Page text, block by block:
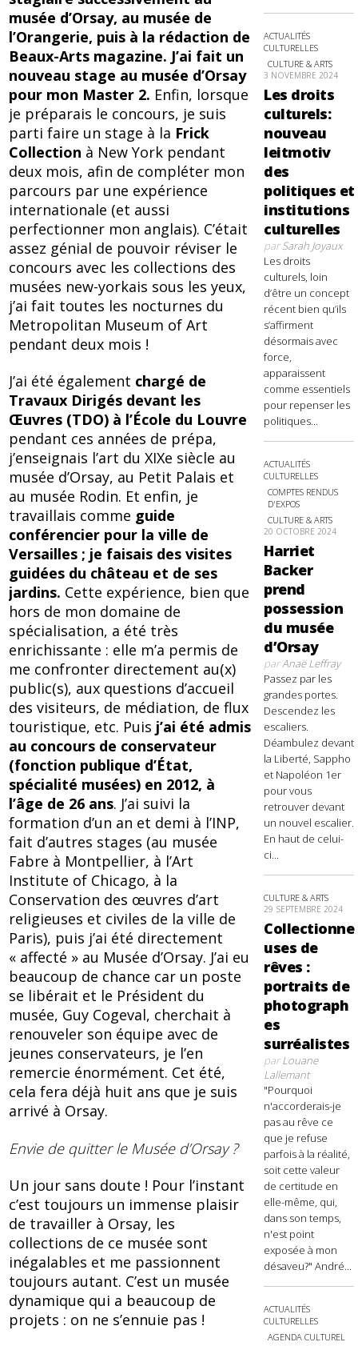
musée d’Orsay, au musée de
l’Orangerie, puis à la rédaction de
Beaux-Arts magazine. J’ai fait un
nouveau stage au musée d’Orsay
pour mon Master 2. Enfin, lorsque
je préparais le concours, je suis
parti faire un stage à la Frick
Collection à New York pendant
deux mois, afin de compléter mon
parcours par une expérience
internationale (et aussi
perfectionner mon anglais). C’était
assez génial de pouvoir réviser le
concours avec les collections des
musées new-yorkais sous les yeux,
j’ai fait toutes les nocturnes du
Metropolitan Museum of Art
pendant deux mois !
J’ai été également chargé de
Travaux Dirigés devant les
Œuvres (TDO) à l’École du Louvre
pendant ces années de prépa,
j’enseignais l’art du XIXe siècle au
musée d’Orsay, au Petit Palais et
au musée Rodin. Et enfin, je
travaillais comme guide
conférencier pour la ville de
Versailles ; je faisais des visites
guidées du château et de ses
jardins. Cette expérience, bien que
hors de mon domaine de
spécialisation, a été très
enrichissante : elle m’a permis de
me confronter directement au(x)
public(s), aux questions d’accueil
des visiteurs, de médiation, de flux
touristique, etc. Puis j’ai été admis
au concours de conservateur
(fonction publique d’État,
spécialité musées) en 2012, à
l’âge de 26 ans. J’ai suivi la
formation d’un an et demi à l’INP,
fait d’autres stages (au musée
Fabre à Montpellier, à l’Art
Institute of Chicago, à la
Conservation des œuvres d’art
religieuses et civiles de la ville de
Paris), puis j’ai été directement
« affecté » au Musée d’Orsay. J’ai eu
beaucoup de chance car un poste
se libérait et le Président du
musée, Guy Cogeval, cherchait à
renouveler son équipe avec de
jeunes conservateurs, je l’en
remercie énormément. Cet été,
cela fera déjà huit ans que je suis
arrivé à Orsay.
Envie de quitter le Musée d’Orsay ?
Un jour sans doute ! Pour l’instant
c’est toujours un immense plaisir
de travailler à Orsay, les
collections de ce musée sont
inégalables et me passionnent
toujours autant. C’est un musée
dynamique qui a beaucoup de
projets : on ne s’ennuie pas !
ACTUALITÉS
CULTURELLES
CULTURE & ARTS
3 NOVEMBRE 2024
Les droits
culturels:
nouveau
leitmotiv
des
politiques et
institutions
culturelles
parSarah Joyaux
Les droits
culturels, loin
d’être un concept
récent bien qu’ils
s’affirment
désormais avec
force,
apparaissent
comme essentiels
pour repenser les
politiques...
ACTUALITÉS
CULTURELLES
COMPTES RENDUS
D'EXPOS
CULTURE & ARTS
20 OCTOBRE 2024
Harriet
Backer
prend
possession
du musée
d’Orsay
parAnaë Leffray
Passez par les
grandes portes.
Descendez les
escaliers.
Déambulez devant
la Liberté, Sappho
et Napoléon 1er
pour vous
retrouver devant
un nouvel escalier.
En haut de celui-
ci...
CULTURE & ARTS
29 SEPTEMBRE 2024
Collectionne
uses de
rêves :
portraits de
photograph
es
surréalistes
parLouane
Lallemant
"Pourquoi
n'accorderais-je
pas au rêve ce
que je refuse
parfois à la réalité,
soit cette valeur
de certitude en
elle-même, qui,
dans son temps,
n'est point
exposée à mon
désaveu?" André...
ACTUALITÉS
CULTURELLES
AGENDA CULTUREL